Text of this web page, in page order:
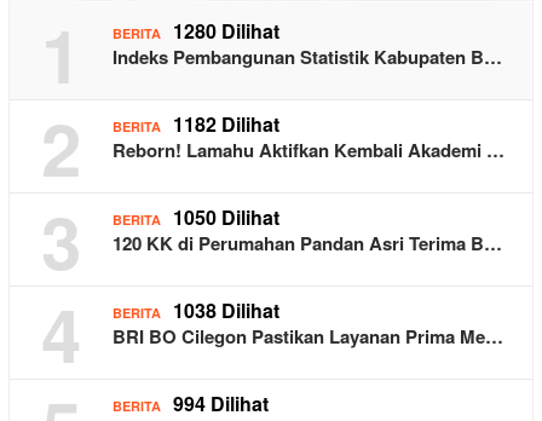
1 BERITA 1280 Dilihat
Indeks Pembangunan Statistik Kabupaten B…
2 BERITA 1182 Dilihat
Reborn! Lamahu Aktifkan Kembali Akademi …
3 BERITA 1050 Dilihat
120 KK di Perumahan Pandan Asri Terima B…
4 BERITA 1038 Dilihat
BRI BO Cilegon Pastikan Layanan Prima Me…
BERITA 994 Dilihat